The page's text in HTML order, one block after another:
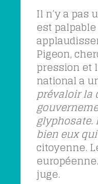
Il n’y a pas
est
Pigeon,
pression et
national a
prévaloir la
glyphosate.
bien eux
citoyenne.
juge.